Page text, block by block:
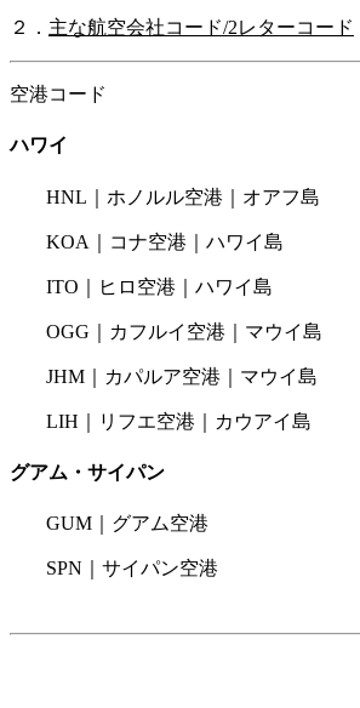
２． 主な航空会社コード/2レターコード
空港コード
ハワイ
HNL｜ホノルル空港｜オアフ島
KOA｜コナ空港｜ハワイ島
ITO｜ヒロ空港｜ハワイ島
OGG｜カフルイ空港｜マウイ島
JHM｜カパルア空港｜マウイ島
LIH｜リフエ空港｜カウアイ島
グアム・サイパン
GUM｜グアム空港
SPN｜サイパン空港